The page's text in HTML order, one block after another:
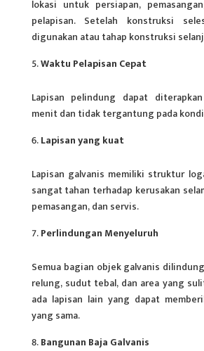
lokasi untuk persiapan,
pelapisan. Setelah konstruksi
digunakan atau tahap konstruksi
Waktu Pelapisan Cepat
Lapisan pelindung dapat
menit dan tidak tergantung pada
Lapisan yang kuat
Lapisan galvanis memiliki struktur
sangat tahan terhadap kerusakan
pemasangan, dan servis.
Perlindungan Menyeluruh
Semua bagian objek galvanis
relung, sudut tebal, dan area yang
ada lapisan lain yang dapat
yang sama.
Bangunan Baja Galvanis